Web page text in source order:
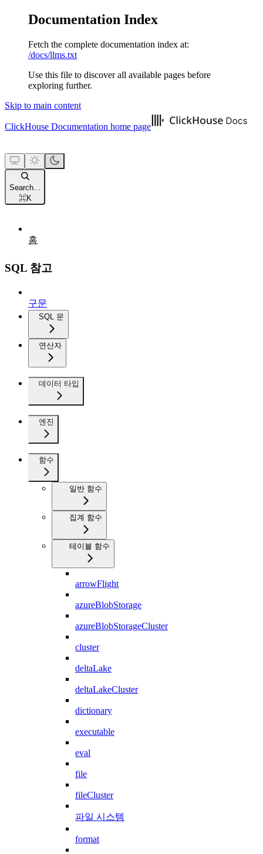
Documentation Index
Fetch the complete documentation index at:
/docs/llms.txt
Use this file to discover all available pages before
exploring further.
Skip to main content
ClickHouse Documentation home page
Search...
⌘K
홈
SQL 참고
구문
SQL 문
연산자
데이터 타입
엔진
함수
일반 함수
집계 함수
테이블 함수
arrowFlight
azureBlobStorage
azureBlobStorageCluster
cluster
deltaLake
deltaLakeCluster
dictionary
executable
eval
file
fileCluster
파일 시스템
format